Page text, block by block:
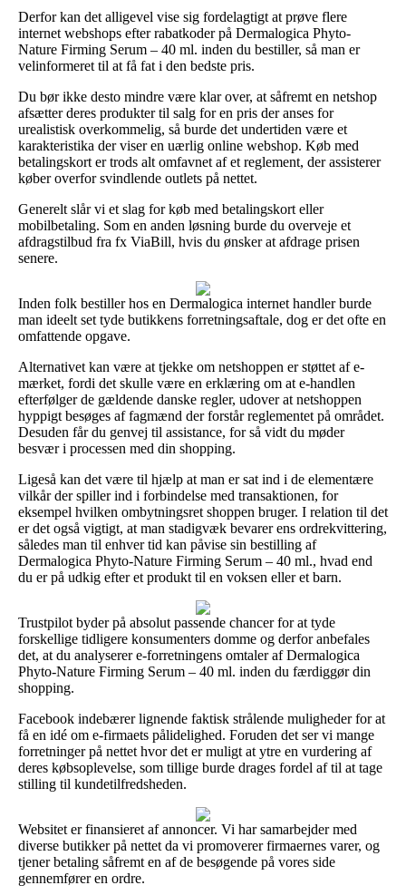
Derfor kan det alligevel vise sig fordelagtigt at prøve flere
internet webshops efter rabatkoder på Dermalogica Phyto-
Nature Firming Serum – 40 ml. inden du bestiller, så man er
velinformeret til at få fat i den bedste pris.
Du bør ikke desto mindre være klar over, at såfremt en netshop
afsætter deres produkter til salg for en pris der anses for
urealistisk overkommelig, så burde det undertiden være et
karakteristika der viser en uærlig online webshop. Køb med
betalingskort er trods alt omfavnet af et reglement, der assisterer
køber overfor svindlende outlets på nettet.
Generelt slår vi et slag for køb med betalingskort eller
mobilbetaling. Som en anden løsning burde du overveje et
afdragstilbud fra fx ViaBill, hvis du ønsker at afdrage prisen
senere.
Inden folk bestiller hos en Dermalogica internet handler burde
man ideelt set tyde butikkens forretningsaftale, dog er det ofte en
omfattende opgave.
Alternativet kan være at tjekke om netshoppen er støttet af e-
mærket, fordi det skulle være en erklæring om at e-handlen
efterfølger de gældende danske regler, udover at netshoppen
hyppigt besøges af fagmænd der forstår reglementet på området.
Desuden får du genvej til assistance, for så vidt du møder
besvær i processen med din shopping.
Ligeså kan det være til hjælp at man er sat ind i de elementære
vilkår der spiller ind i forbindelse med transaktionen, for
eksempel hvilken ombytningsret shoppen bruger. I relation til det
er det også vigtigt, at man stadigvæk bevarer ens ordrekvittering,
således man til enhver tid kan påvise sin bestilling af
Dermalogica Phyto-Nature Firming Serum – 40 ml., hvad end
du er på udkig efter et produkt til en voksen eller et barn.
Trustpilot byder på absolut passende chancer for at tyde
forskellige tidligere konsumenters domme og derfor anbefales
det, at du analyserer e-forretningens omtaler af Dermalogica
Phyto-Nature Firming Serum – 40 ml. inden du færdiggør din
shopping.
Facebook indebærer lignende faktisk strålende muligheder for at
få en idé om e-firmaets pålidelighed. Foruden det ser vi mange
forretninger på nettet hvor det er muligt at ytre en vurdering af
deres købsoplevelse, som tillige burde drages fordel af til at tage
stilling til kundetilfredsheden.
Websitet er finansieret af annoncer. Vi har samarbejder med
diverse butikker på nettet da vi promoverer firmaernes varer, og
tjener betaling såfremt en af de besøgende på vores side
gennemfører en ordre.